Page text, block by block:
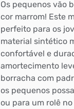
Os pequenos vão
cor marrom! Este
perfeito para os
material sintético
confortável e
amortecimento
borracha com
os pequenos
ou para um rolê